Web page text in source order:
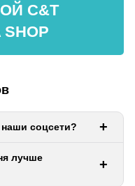
C&T
SHOP
соцсети?
лучше